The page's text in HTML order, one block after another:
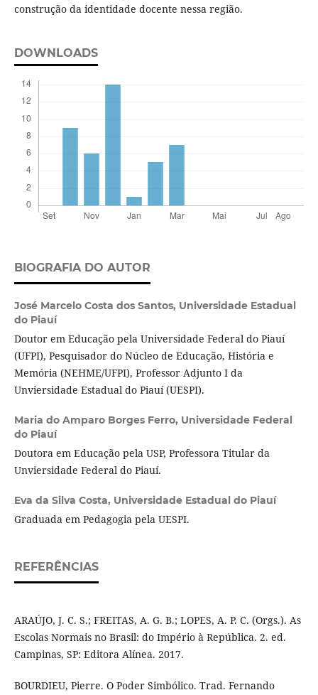
construção da identidade docente nessa região.
DOWNLOADS
BIOGRAFIA DO AUTOR
José Marcelo Costa dos Santos, Universidade Estadual
do Piauí
Doutor em Educação pela Universidade Federal do Piauí
(UFPI), Pesquisador do Núcleo de Educação, História e
Memória (NEHME/UFPI), Professor Adjunto I da
Unviersidade Estadual do Piauí (UESPI).
Maria do Amparo Borges Ferro, Universidade Federal
do Piauí
Doutora em Educação pela USP, Professora Titular da
Unviersidade Federal do Piauí.
Eva da Silva Costa, Universidade Estadual do Piauí
Graduada em Pedagogia pela UESPI.
REFERÊNCIAS
ARAÚJO, J. C. S.; FREITAS, A. G. B.; LOPES, A. P. C. (Orgs.). As
Escolas Normais no Brasil: do Império à República. 2. ed.
Campinas, SP: Editora Alínea. 2017.
BOURDIEU, Pierre. O Poder Simbólico. Trad. Fernando